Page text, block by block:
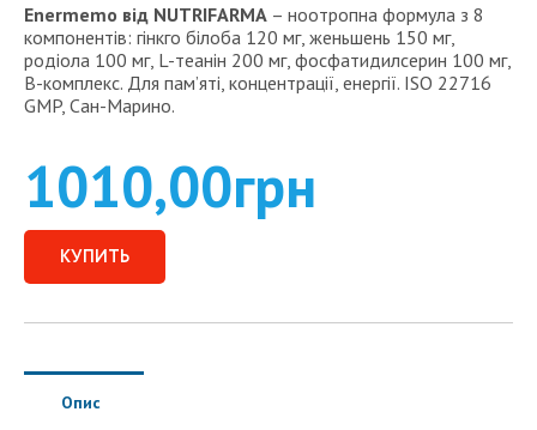
Enermemo від NUTRIFARMA – ноотропна формула з 8
компонентів: гінкго білоба 120 мг, женьшень 150 мг,
родіола 100 мг, L-теанін 200 мг, фосфатидилсерин 100 мг,
B-комплекс. Для пам’яті, концентрації, енергії. ISO 22716
GMP, Сан-Марино.
1010,00грн
КУПИТЬ
Опис